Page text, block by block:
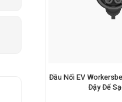
Đầu Nối EV
Đậy Để